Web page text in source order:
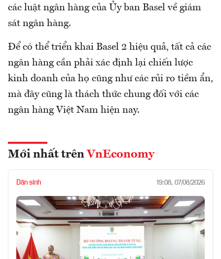
các luật ngân hàng của Ủy ban Basel về giám
sát ngân hàng.
Để có thể triển khai Basel 2 hiệu quả, tất cả các
ngân hàng cần phải xác định lại chiến lược
kinh doanh của họ cũng như các rủi ro tiềm ẩn,
mà đây cũng là thách thức chung đối với các
ngân hàng Việt Nam hiện nay.
Mới nhất trên VnEconomy
Dân sinh 19:08, 07/08/2026